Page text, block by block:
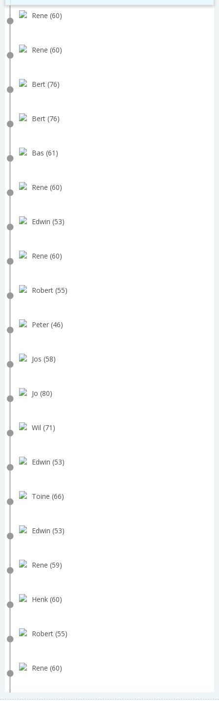
Rene (60)
Rene (60)
Bert (76)
Bert (76)
Bas (61)
Rene (60)
Edwin (53)
Rene (60)
Robert (55)
Peter (46)
Jos (58)
Jo (80)
Wil (71)
Edwin (53)
Toine (66)
Edwin (53)
Rene (59)
Henk (60)
Robert (55)
Rene (60)